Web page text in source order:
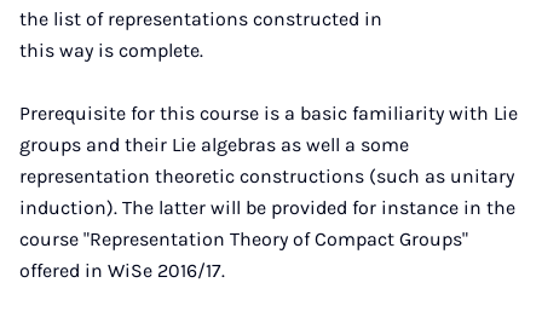
the list of representations constructed in
this way is complete.
Prerequisite for this course is a basic familiarity with Lie
groups and their Lie algebras as well a some
representation theoretic constructions (such as unitary
induction). The latter will be provided for instance in the
course "Representation Theory of Compact Groups"
offered in WiSe 2016/17.